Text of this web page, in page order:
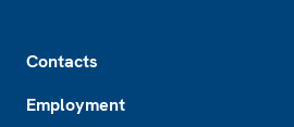
Contacts
Employment